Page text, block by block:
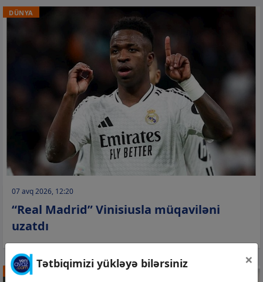
DÜNYA
07 avq 2026, 12:20
“Real Madrid” Vinisiusla müqaviləni
uzatdı
DÜNYA
Tətbiqimizi yükləyə bilərsiniz ×